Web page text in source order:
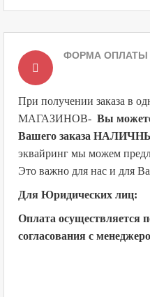
ФОРМА ОПЛАТЫ
При получении заказа в
МАГАЗИНОВ- Вы
Вашего заказа
эквайринг мы можем
Это важно для нас и для
Для Юридических лиц:
Оплата осуществляется
согласования с